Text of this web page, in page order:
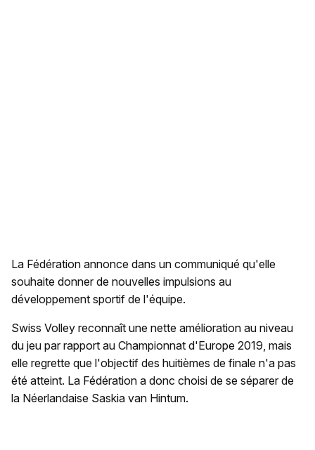
La Fédération annonce dans un communiqué qu'elle
souhaite donner de nouvelles impulsions au
développement sportif de l'équipe.
Swiss Volley reconnaît une nette amélioration au niveau
du jeu par rapport au Championnat d'Europe 2019, mais
elle regrette que l'objectif des huitièmes de finale n'a pas
été atteint. La Fédération a donc choisi de se séparer de
la Néerlandaise Saskia van Hintum.